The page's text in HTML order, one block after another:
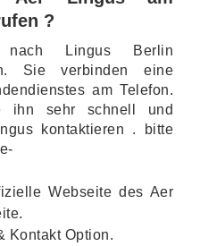
?
Lingus Berlin
Sie verbinden eine
am Telefon.
ihn sehr schnell und
kontaktieren . bitte
Webseite des Aer
Kontakt Option.